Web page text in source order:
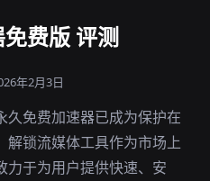
费版 评测
年2月3日
久免费加速器已成为保护在
解锁流媒体工具作为市场上
力于为用户提供快速、安